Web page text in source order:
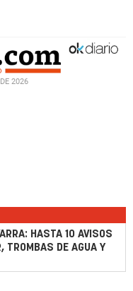
2026
HASTA 10 AVISOS
TROMBAS DE AGUA Y